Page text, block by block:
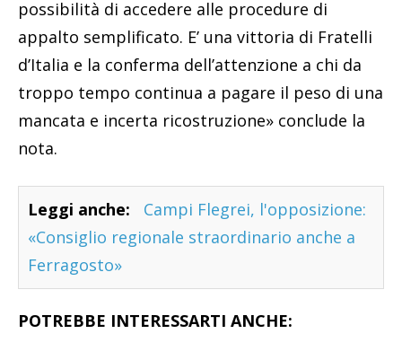
possibilità di accedere alle procedure di
appalto semplificato. E’ una vittoria di Fratelli
d’Italia e la conferma dell’attenzione a chi da
troppo tempo continua a pagare il peso di una
mancata e incerta ricostruzione» conclude la
nota.
Leggi anche:
Campi Flegrei, l'opposizione:
«Consiglio regionale straordinario anche a
Ferragosto»
POTREBBE INTERESSARTI ANCHE: